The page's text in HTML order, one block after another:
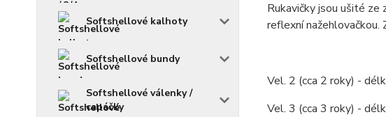
Softshellové kalhoty
Softshellové bundy
Softshellové válenky /
capáčky
Rukavičky jsou ušité
reflexní nažehlovačkou.
Vel. 2 (cca 2 roky) -
Vel. 3 (cca 3 roky) -